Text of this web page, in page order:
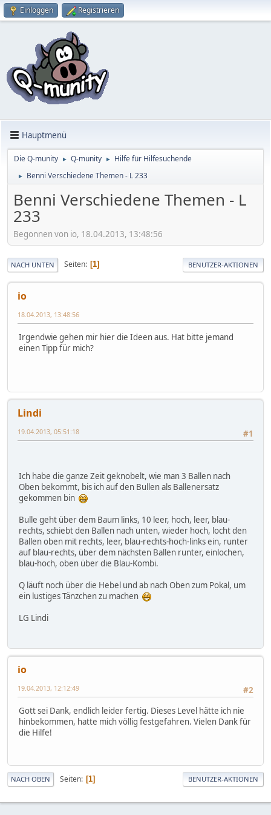
Einloggen Registrieren
Hauptmenü
Die Q-munity ► Q-munity ► Hilfe für Hilfesuchende
► Benni Verschiedene Themen - L 233
Benni Verschiedene Themen - L
233
Begonnen von io, 18.04.2013, 13:48:56
NACH UNTEN Seiten 1 BENUTZER-AKTIONEN
io
18.04.2013, 13:48:56
Irgendwie gehen mir hier die Ideen aus. Hat bitte jemand
einen Tipp für mich?
Lindi
#1
19.04.2013, 05:51:18
Ich habe die ganze Zeit geknobelt, wie man 3 Ballen nach
Oben bekommt, bis ich auf den Bullen als Ballenersatz
gekommen bin
Bulle geht über dem Baum links, 10 leer, hoch, leer, blau-
rechts, schiebt den Ballen nach unten, wieder hoch, locht den
Ballen oben mit rechts, leer, blau-rechts-hoch-links ein, runter
auf blau-rechts, über dem nächsten Ballen runter, einlochen,
blau-hoch, oben über die Blau-Kombi.
Q läuft noch über die Hebel und ab nach Oben zum Pokal, um
ein lustiges Tänzchen zu machen
LG Lindi
io
#2
19.04.2013, 12:12:49
Gott sei Dank, endlich leider fertig. Dieses Level hätte ich nie
hinbekommen, hatte mich völlig festgefahren. Vielen Dank für
die Hilfe!
NACH OBEN Seiten 1 BENUTZER-AKTIONEN